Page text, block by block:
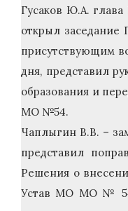
Гусаков Ю.А.
открыл заседание
присутствующим
дня, представил
образования и
МО №54.
Чаплыгин В.В. –
представил
Решения о
Устав МО МО №